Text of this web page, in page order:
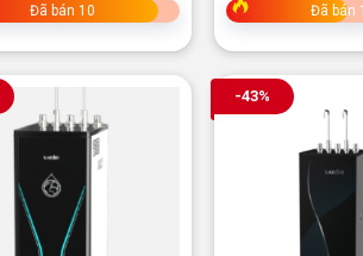
Đã bán 10 Đã bán
-43%